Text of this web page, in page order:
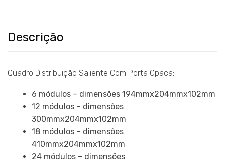
Descrição
Quadro Distribuição Saliente Com Porta Opaca:
6 módulos – dimensões 194mmx204mmx102mm
12 módulos – dimensões
300mmx204mmx102mm
18 módulos – dimensões
410mmx204mmx102mm
24 módulos – dimensões